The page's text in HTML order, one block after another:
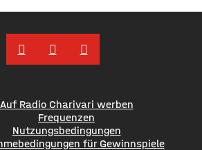
Auf Radio Charivari werben
Frequenzen
Nutzungsbedingungen
für Gewinnspiele